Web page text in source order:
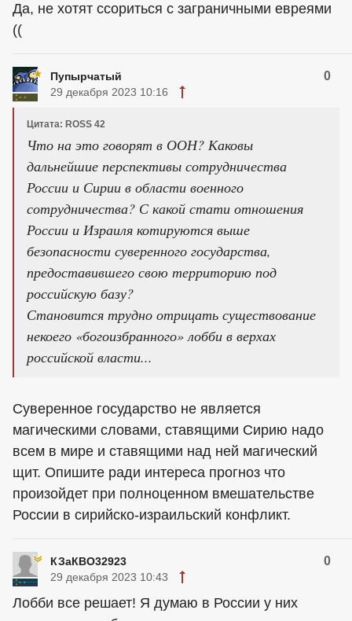
Да, не хотят ссориться с заграничными евреями
((
Пупырчатый 0
29 декабря 2023 10:16
Цитата: ROSS 42
Что на это говорят в ООН? Каковы
дальнейшие перспективы сотрудничества
России и Сирии в области военного
сотрудничества? С какой стати отношения
России и Израиля котируются выше
безопасности суверенного государства,
предоставившего свою территорию под
российскую базу?
Становится трудно отрицать существование
некоего «богоизбранного» лобби в верхах
российской власти...
Суверенное государство не является
магическими словами, ставящими Сирию надо
всем в мире и ставящими над ней магический
щит. Опишите ради интереса прогноз что
произойдет при полноценном вмешательстве
России в сирийско-израильский конфликт.
КЗаКВО32923 0
29 декабря 2023 10:43
Лобби все решает! Я думаю в России у них